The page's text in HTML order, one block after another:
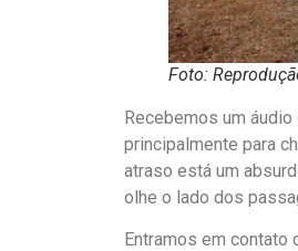
Foto:
Recebemos um
principalmente para
atraso está um
olhe o lado dos
Entramos em contato